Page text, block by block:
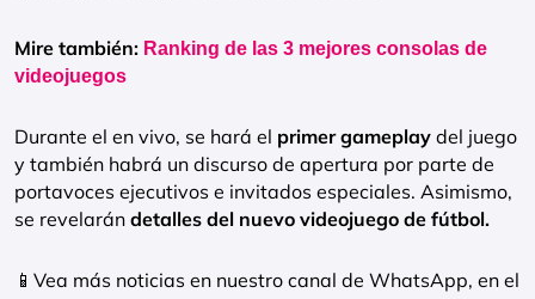
Mire también: Ranking de las 3 mejores consolas de
videojuegos
Durante el en vivo, se hará el primer gameplay del juego
y también habrá un discurso de apertura por parte de
portavoces ejecutivos e invitados especiales. Asimismo,
se revelarán detalles del nuevo videojuego de fútbol.
📱Vea más noticias en nuestro canal de WhatsApp, en el